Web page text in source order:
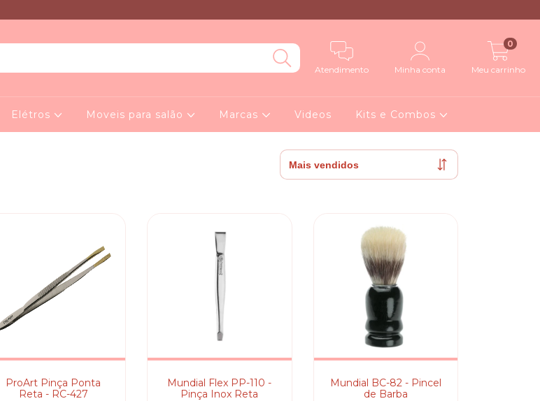
Atendimento Minha conta Meu carrinho
0
Elétros Moveis para salão Marcas Videos Kits e Combos
ProArt Pinça Ponta
Reta - RC-427
Mundial Flex PP-110 -
Pinça Inox Reta
Mundial BC-82 - Pincel
de Barba